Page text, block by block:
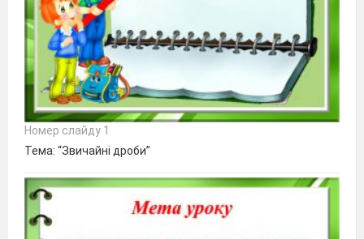
Номер слайду 1
Тема: “Звичайні дроби”